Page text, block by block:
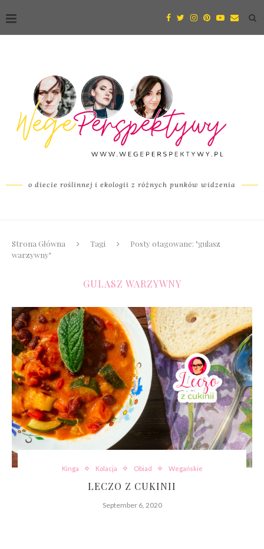
o diecie roślinnej i ekologii z różnych punków widzenia
Strona Główna Tagi
Posty otagowane: "gulasz
warzywny"
GULASZ WARZYWNY
Kinga Kolacja Obiad Wegańskie
LECZO Z CUKINII
September 6, 2020